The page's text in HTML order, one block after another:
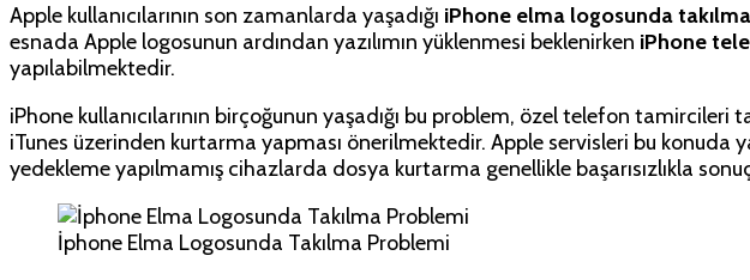
Apple kullanıcılarının son zamanlarda yaşadığı iPhone elma logosunda
esnada Apple logosunun ardından yazılımın yüklenmesi beklenirken iPhone
yapılabilmektedir.
iPhone kullanıcılarının birçoğunun yaşadığı bu problem, özel telefon
iTunes üzerinden kurtarma yapması önerilmektedir. Apple servisleri bu
yedekleme yapılmamış cihazlarda dosya kurtarma genellikle başarısızlıkla
İphone Elma Logosunda Takılma Problemi